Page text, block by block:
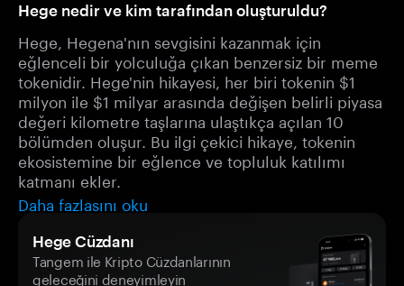
Hege nedir ve kim tarafından oluşturuldu?
Hege, Hegena'nın sevgisini kazanmak için
eğlenceli bir yolculuğa çıkan benzersiz bir meme
tokenidir. Hege'nin hikayesi, her biri tokenin $1
milyon ile $1 milyar arasında değişen belirli piyasa
değeri kilometre taşlarına ulaştıkça açılan 10
bölümden oluşur. Bu ilgi çekici hikaye, tokenin
ekosistemine bir eğlence ve topluluk katılımı
katmanı ekler.
Daha fazlasını oku
Hege Cüzdanı
Tangem ile Kripto Cüzdanlarının
geleceğini deneyimleyin